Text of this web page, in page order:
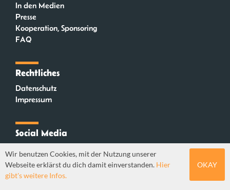
In den Medien
Presse
Kooperation, Sponsoring
FAQ
Rechtliches
Datenschutz
Impressum
Social Media
Mastodon
Wir benutzen Cookies, mit der Nutzung unserer
Webseite erklärst du dich damit einverstanden. Hier
gibt's weitere Infos.
OKAY